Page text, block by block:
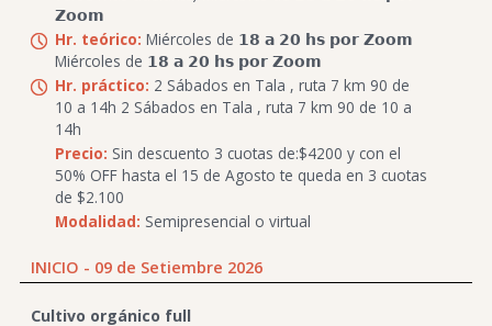
𝗭𝗼𝗼𝗺
Hr. teórico: Miércoles de 𝟭𝟴 𝗮 𝟮𝟬 𝗵𝘀 𝗽𝗼𝗿 𝗭𝗼𝗼𝗺
Miércoles de 𝟭𝟴 𝗮 𝟮𝟬 𝗵𝘀 𝗽𝗼𝗿 𝗭𝗼𝗼𝗺
Hr. práctico: 2 Sábados en Tala , ruta 7 km 90 de
10 a 14h 2 Sábados en Tala , ruta 7 km 90 de 10 a
14h
Precio: Sin descuento 3 cuotas de:$4200 y con el
50% OFF hasta el 15 de Agosto te queda en 3 cuotas
de $2.100
Modalidad: Semipresencial o virtual
INICIO - 09 de Setiembre 2026
Cultivo orgánico full